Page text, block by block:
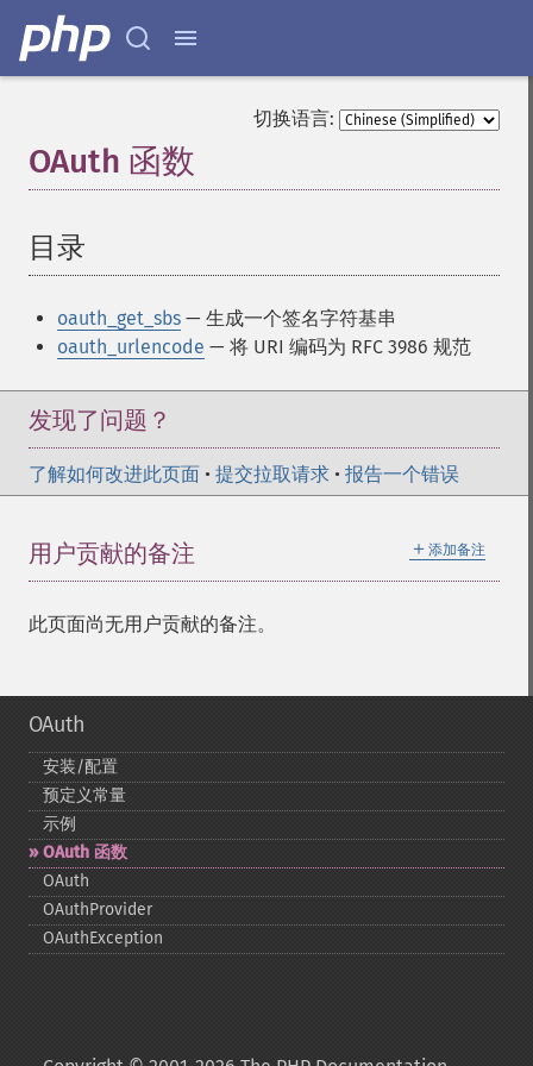
切换语言:
OAuth 函数
目录
oauth_get_sbs — 生成一个签名字符基串
oauth_urlencode — 将 URI 编码为 RFC 3986 规范
发现了问题？
了解如何改进此页面 • 提交拉取请求 • 报告一个错误
＋ 添加备注
用户贡献的备注
此页面尚无用户贡献的备注。
OAuth
安装/配置
预定义常量
示例
OAuth 函数
OAuth
OAuthProvider
OAuthException